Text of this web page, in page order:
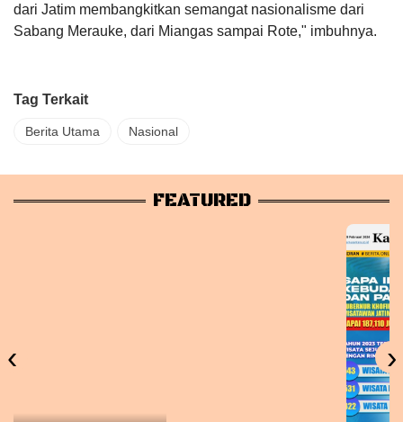
dari Jatim membangkitkan semangat nasionalisme dari
Sabang Merauke, dari Miangas sampai Rote," imbuhnya.
Tag Terkait
Berita Utama Nasional
FEATURED
‹ ›